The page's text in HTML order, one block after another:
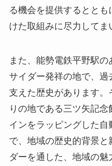
る機会を提供するとと
けた取組みに尽力してま
また、能勢電鉄平野駅
サイダー発祥の地で、過
支えた歴史があります
りの地である三ツ矢記
インをラッピングした自
で、地域の歴史的背景と
ダーを通した、地域の魅